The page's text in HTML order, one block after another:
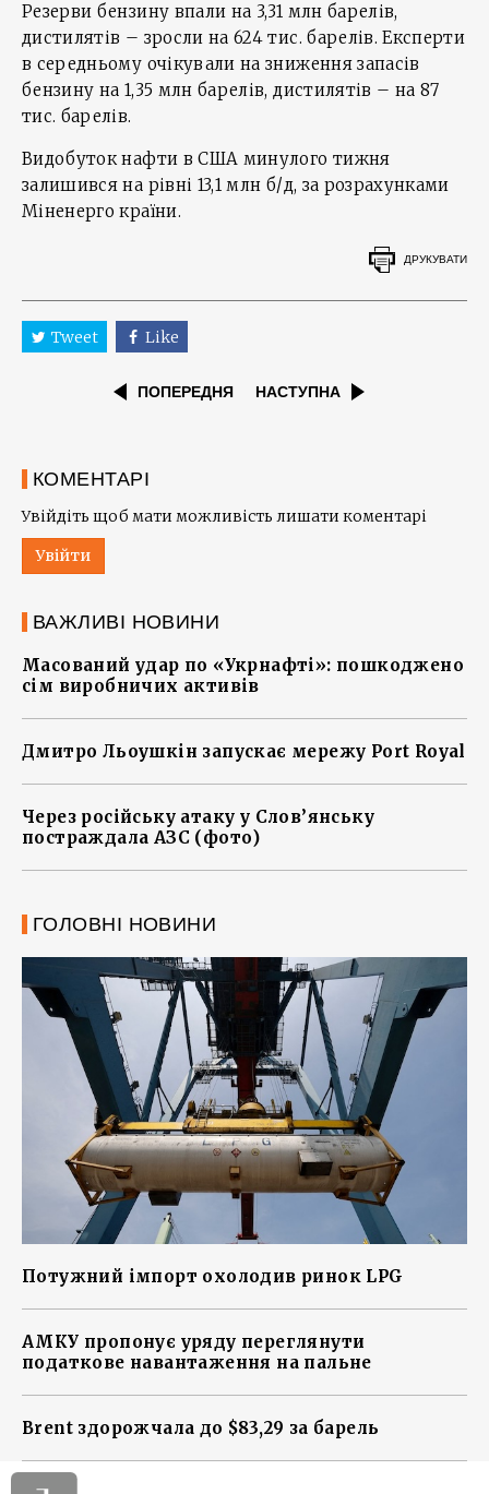
Резерви бензину впали на 3,31 млн барелів,
дистилятів – зросли на 624 тис. барелів. Експерти
в середньому очікували на зниження запасів
бензину на 1,35 млн барелів, дистилятів – на 87
тис. барелів.
Видобуток нафти в США минулого тижня
залишився на рівні 13,1 млн б/д, за розрахунками
Міненерго країни.
ДРУКУВАТИ
Tweet Like
ПОПЕРЕДНЯ НАСТУПНА
КОМЕНТАРІ
Увійдіть щоб мати можливість лишати коментарі
Увійти
ВАЖЛИВІ НОВИНИ
Масований удар по «Укрнафті»: пошкоджено
сім виробничих активів
Дмитро Льоушкін запускає мережу Port Royal
Через російську атаку у Слов’янську
постраждала АЗС (фото)
ГОЛОВНІ НОВИНИ
Потужний імпорт охолодив ринок LPG
АМКУ пропонує уряду переглянути
податкове навантаження на пальне
Brent здорожчала до $83,29 за барель